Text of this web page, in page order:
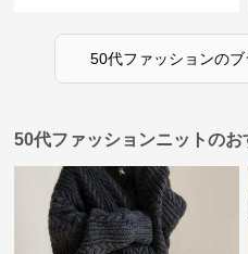
50代ファッションのブ
50代ファッションニットのお